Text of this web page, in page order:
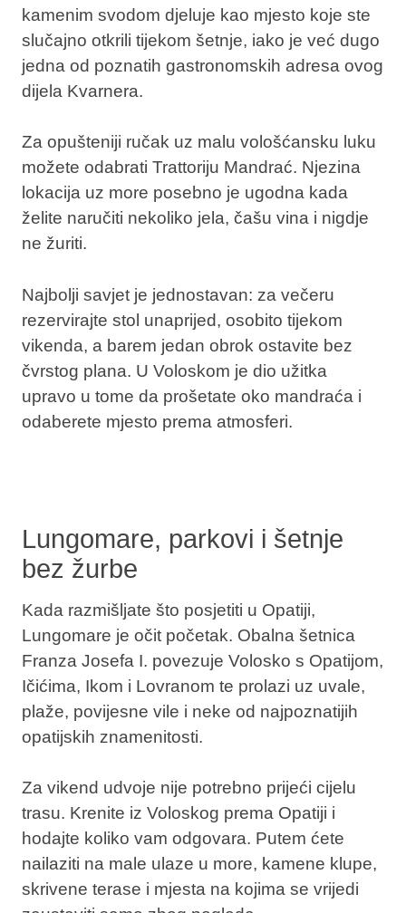
kamenim svodom djeluje kao mjesto koje ste
slučajno otkrili tijekom šetnje, iako je već dugo
jedna od poznatih gastronomskih adresa ovog
dijela Kvarnera.
Za opušteniji ručak uz malu vološćansku luku
možete odabrati Trattoriju Mandrać. Njezina
lokacija uz more posebno je ugodna kada
želite naručiti nekoliko jela, čašu vina i nigdje
ne žuriti.
Najbolji savjet je jednostavan: za večeru
rezervirajte stol unaprijed, osobito tijekom
vikenda, a barem jedan obrok ostavite bez
čvrstog plana. U Voloskom je dio užitka
upravo u tome da prošetate oko mandraća i
odaberete mjesto prema atmosferi.
Lungomare, parkovi i šetnje
bez žurbe
Kada razmišljate što posjetiti u Opatiji,
Lungomare je očit početak. Obalna šetnica
Franza Josefa I. povezuje Volosko s Opatijom,
Ičićima, Ikom i Lovranom te prolazi uz uvale,
plaže, povijesne vile i neke od najpoznatijih
opatijskih znamenitosti.
Za vikend udvoje nije potrebno prijeći cijelu
trasu. Krenite iz Voloskog prema Opatiji i
hodajte koliko vam odgovara. Putem ćete
nailaziti na male ulaze u more, kamene klupe,
skrivene terase i mjesta na kojima se vrijedi